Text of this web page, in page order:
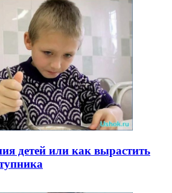
детей или как вырастить